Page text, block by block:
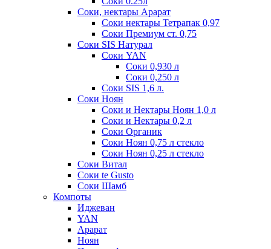
Соки, нектары Арарат
Соки нектары Тетрапак 0,97
Соки Премиум ст. 0,75
Соки SIS Натурал
Соки YAN
Соки 0,930 л
Соки 0,250 л
Соки SIS 1,6 л.
Соки Ноян
Соки и Нектары Ноян 1,0 л
Соки и Нектары 0,2 л
Соки Органик
Соки Ноян 0,75 л стекло
Соки Ноян 0,25 л стекло
Соки Витал
Соки te Gusto
Соки Шамб
Компоты
Иджеван
YAN
Арарат
Ноян